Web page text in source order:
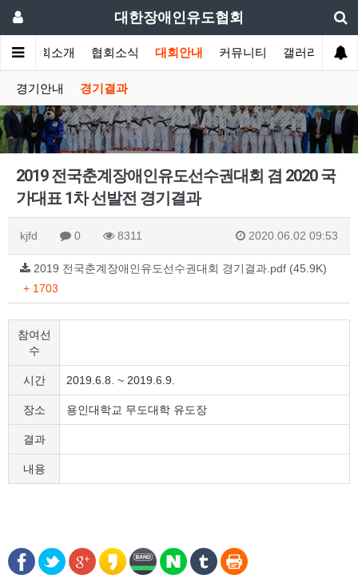
대한장애인유도협회
협회소개 협회소식 대회안내 커뮤니티 갤러리
경기안내 경기결과
2019 전국춘계장애인유도선수권대회 겸 2020 국
가대표 1차 선발전 경기결과
kjfd 0 8311 2020.06.02 09:53
2019 전국춘계장애인유도선수권대회 경기결과.pdf (45.9K)
+ 1703
참여선
수
시간 2019.6.8. ~ 2019.6.9.
장소 용인대학교 무도대학 유도장
결과
내용